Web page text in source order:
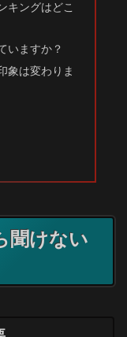
キングはどこ
いますか？
象は変わりま
聞けない